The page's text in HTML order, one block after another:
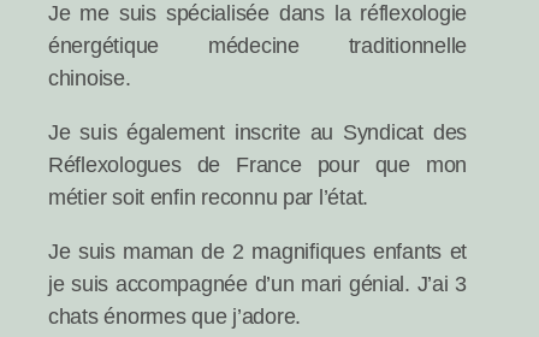
Je me suis spécialisée dans la réflexologie
énergétique médecine traditionnelle
chinoise.
Je suis également inscrite au Syndicat des
Réflexologues de France pour que mon
métier soit enfin reconnu par l’état.
Je suis maman de 2 magnifiques enfants et
je suis accompagnée d’un mari génial. J’ai 3
chats énormes que j’adore.